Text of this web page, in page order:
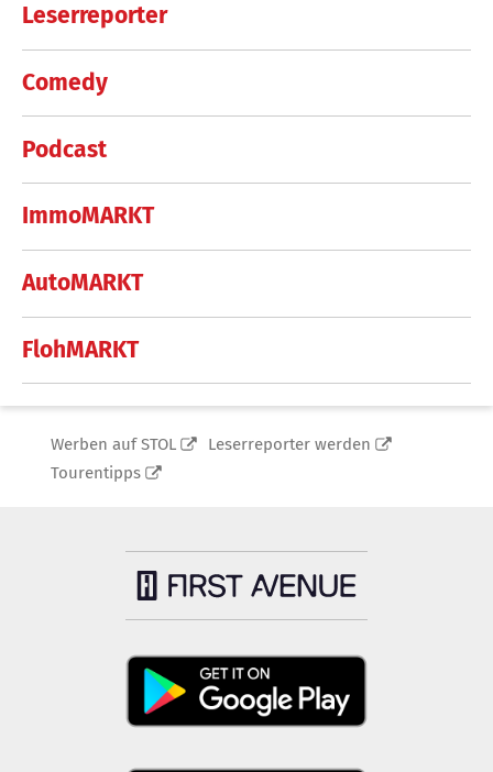
Leserreporter
Comedy
Podcast
ImmoMARKT
AutoMARKT
FlohMARKT
Werben auf STOL
Leserreporter werden
Tourentipps